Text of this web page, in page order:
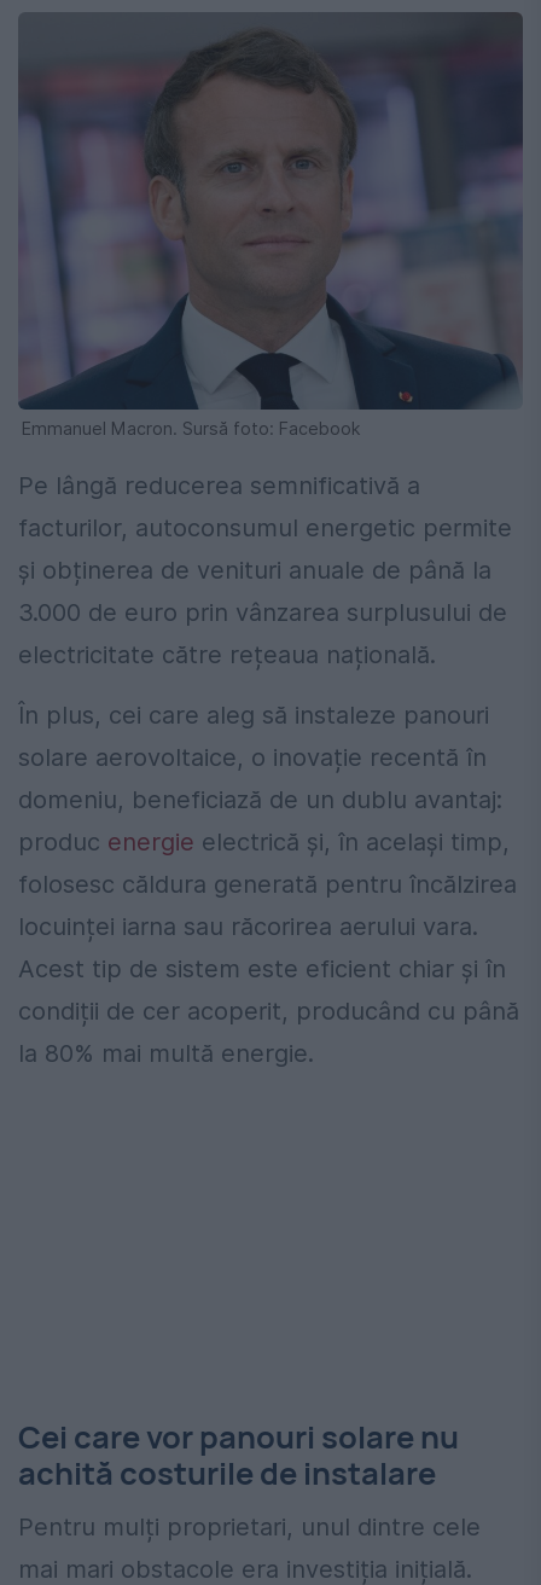
Emmanuel Macron. Sursă foto: Facebook
Pe lângă reducerea semnificativă a
facturilor, autoconsumul energetic permite
și obținerea de venituri anuale de până la
3.000 de euro prin vânzarea surplusului de
electricitate către rețeaua națională.
În plus, cei care aleg să instaleze panouri
solare aerovoltaice, o inovație recentă în
domeniu, beneficiază de un dublu avantaj:
produc energie electrică și, în același timp,
folosesc căldura generată pentru încălzirea
locuinței iarna sau răcorirea aerului vara.
Acest tip de sistem este eficient chiar și în
condiții de cer acoperit, producând cu până
la 80% mai multă energie.
Cei care vor panouri solare nu
achită costurile de instalare
Pentru mulți proprietari, unul dintre cele
mai mari obstacole era investiția inițială.